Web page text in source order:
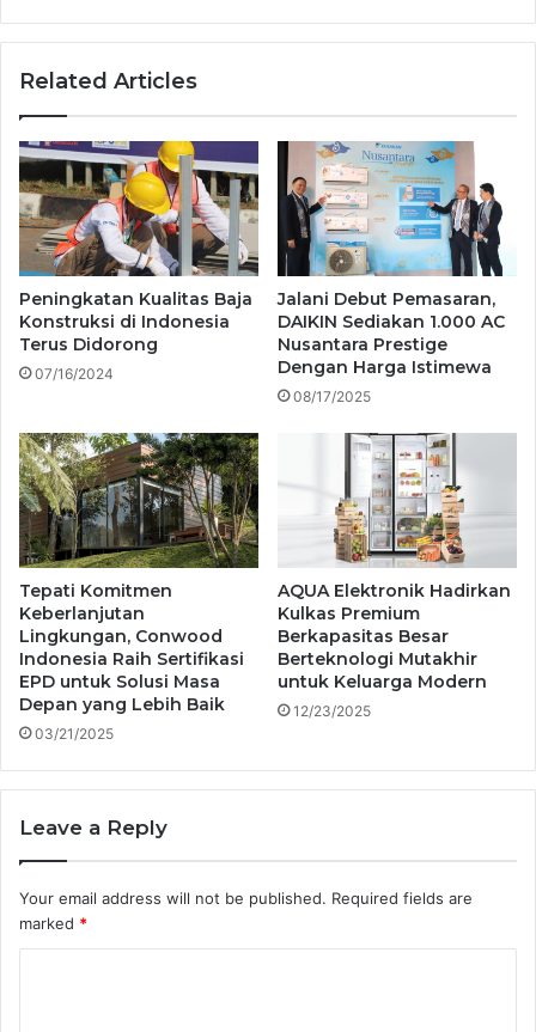
Related Articles
Peningkatan Kualitas Baja
Konstruksi di Indonesia
Terus Didorong
07/16/2024
Jalani Debut Pemasaran,
DAIKIN Sediakan 1.000 AC
Nusantara Prestige
Dengan Harga Istimewa
08/17/2025
Tepati Komitmen
Keberlanjutan
Lingkungan, Conwood
Indonesia Raih Sertifikasi
EPD untuk Solusi Masa
Depan yang Lebih Baik
03/21/2025
AQUA Elektronik Hadirkan
Kulkas Premium
Berkapasitas Besar
Berteknologi Mutakhir
untuk Keluarga Modern
12/23/2025
Leave a Reply
Your email address will not be published. Required fields are
marked *